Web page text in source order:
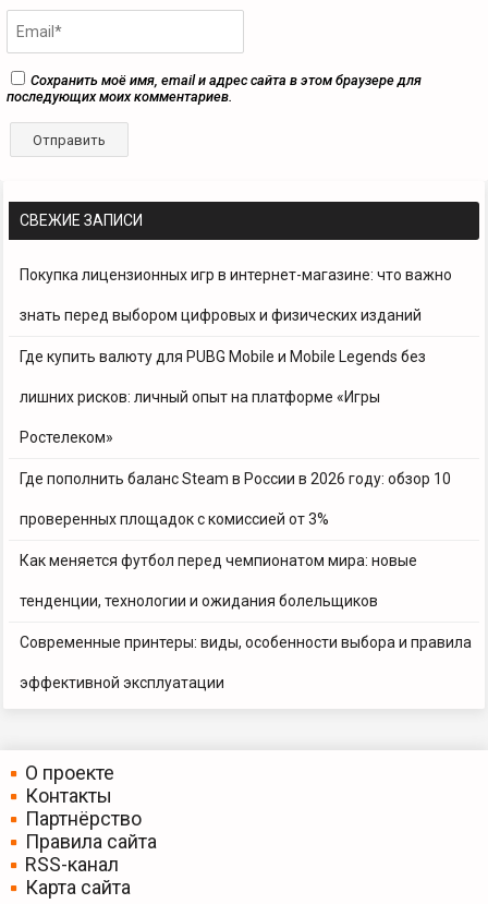
СВЕЖИЕ ЗАПИСИ
Покупка лицензионных игр в интернет-магазине: что важно
знать перед выбором цифровых и физических изданий
Где купить валюту для PUBG Mobile и Mobile Legends без
лишних рисков: личный опыт на платформе «Игры
Ростелеком»
Где пополнить баланс Steam в России в 2026 году: обзор 10
проверенных площадок с комиссией от 3%
Как меняется футбол перед чемпионатом мира: новые
тенденции, технологии и ожидания болельщиков
Современные принтеры: виды, особенности выбора и правила
эффективной эксплуатации
Сохранить моё имя, email и адрес сайта в этом браузере для
последующих моих комментариев.
О проекте
Контакты
Партнёрство
Правила сайта
RSS-канал
Карта сайта